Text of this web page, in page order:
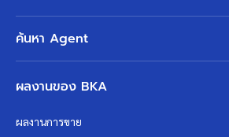
ค้นหา Agent
ผลงานของ BKA
ผลงานการขาย